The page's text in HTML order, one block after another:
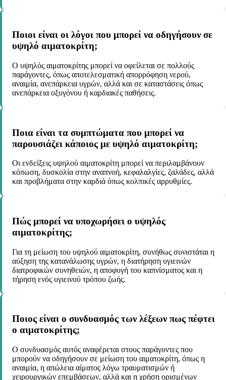
Ποιοι είναι οι λόγοι που μπορεί να οδηγήσουν σε
υψηλό αιματοκρίτη;
Ο υψηλός αιματοκρίτης μπορεί να οφείλεται σε πολλούς
παράγοντες, όπως αποτελεσματική απορρόφηση νερού,
αναιμία, ανεπάρκεια υγρών, αλλά και σε καταστάσεις όπως
ανεπάρκεια οξυγόνου ή καρδιακές παθήσεις.
Ποια είναι τα συμπτώματα που μπορεί να
παρουσιάζει κάποιος με υψηλό αιματοκρίτη;
Οι ενδείξεις υψηλού αιματοκρίτη μπορεί να περιλαμβάνουν
κόπωση, δυσκολία στην αναπνοή, κεφαλαλγίες, ζαλάδες, αλλά
και προβλήματα στην καρδιά όπως κολπικές αρρυθμίες.
Πώς μπορεί να υποχωρήσει ο υψηλός
αιματοκρίτης;
Για τη μείωση του υψηλού αιματοκρίτη, συνήθως συνιστάται η
αύξηση της κατανάλωσης υγρών, η διατήρηση υγιεινών
διατροφικών συνηθειών, η αποφυγή του καπνίσματος και η
τήρηση ενός υγιεινού τρόπου ζωής.
Ποιος είναι ο συνδυασμός των λέξεων πως πέφτει
ο αιματοκρίτης;
Ο συνδυασμός αυτός αναφέρεται στους παράγοντες που
μπορούν να οδηγήσουν σε μείωση του αιματοκρίτη, όπως η
αναιμία, η απώλεια αίματος λόγω τραυματισμών ή
χειρουργικών επεμβάσεων, αλλά και η χρήση ορισμένων